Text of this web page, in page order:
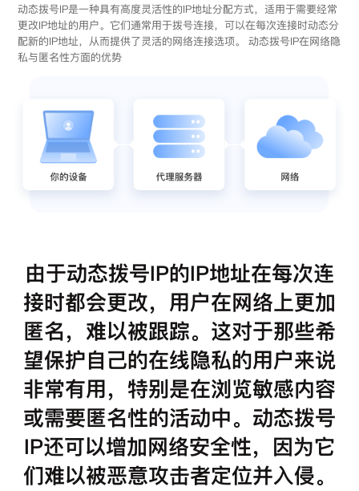
动态拨号IP是一种具有高度灵活性的IP地址分配方式，适用于需要经常
更改IP地址的用户。它们通常用于拨号连接，可以在每次连接时动态分
配新的IP地址，从而提供了灵活的网络连接选项。 动态拨号IP在网络隐
私与匿名性方面的优势
由于动态拨号IP的IP地址在每次连
接时都会更改，用户在网络上更加
匿名，难以被跟踪。这对于那些希
望保护自己的在线隐私的用户来说
非常有用，特别是在浏览敏感内容
或需要匿名性的活动中。动态拨号
IP还可以增加网络安全性，因为它
们难以被恶意攻击者定位并入侵。